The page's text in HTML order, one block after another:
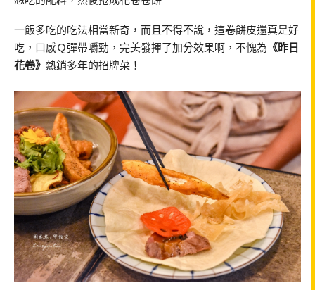
一飯多吃的吃法相當新奇，而且不得不說，這卷餅皮還真是好
吃，口感Ｑ彈帶嚼勁，完美發揮了加分效果啊，不愧為 《昨日
花卷》 熱銷多年的招牌菜！